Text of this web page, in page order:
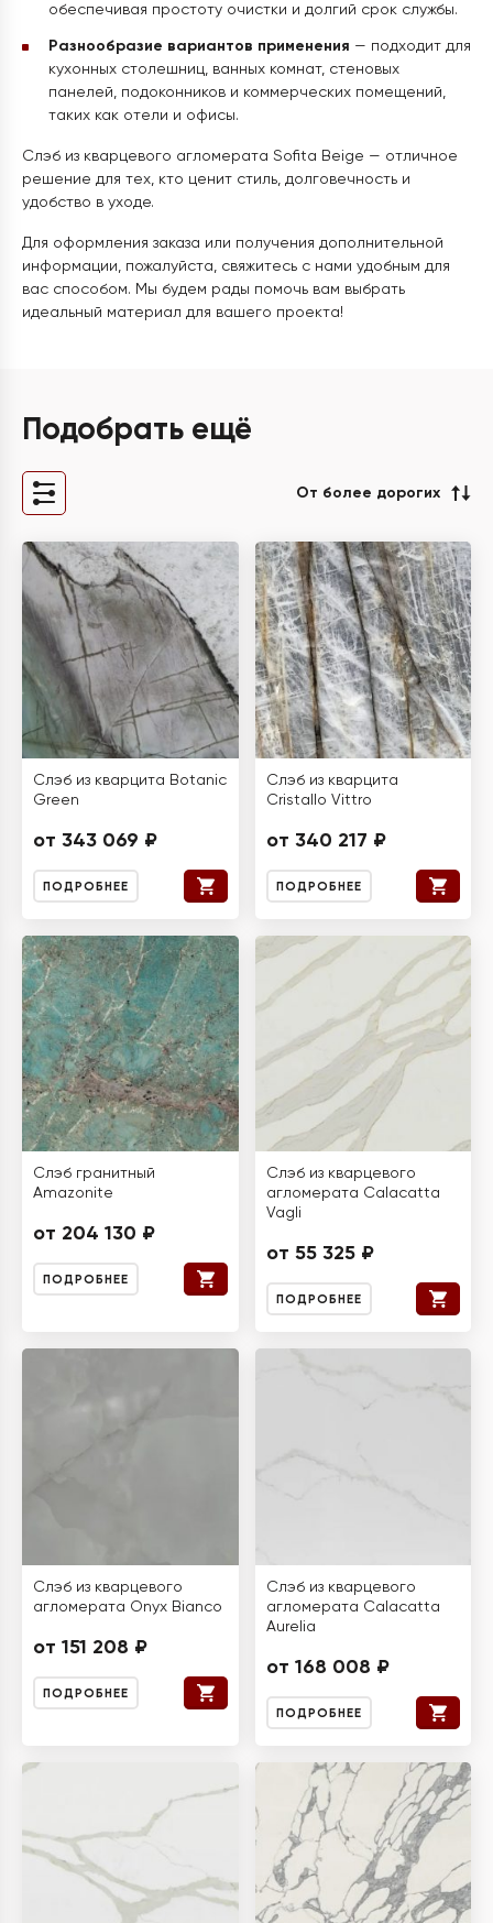
обеспечивая простоту очистки и долгий срок службы.
Разнообразие вариантов применения — подходит для
кухонных столешниц, ванных комнат, стеновых
панелей, подоконников и коммерческих помещений,
таких как отели и офисы.
Слэб из кварцевого агломерата Sofita Beige — отличное
решение для тех, кто ценит стиль, долговечность и
удобство в уходе.
Для оформления заказа или получения дополнительной
информации, пожалуйста, свяжитесь с нами удобным для
вас способом. Мы будем рады помочь вам выбрать
идеальный материал для вашего проекта!
Подобрать ещё
От более дорогих
Слэб из кварцита Botanic
Green
от 343 069 ₽
ПОДРОБНЕЕ
Слэб из кварцита
Cristallo Vittro
от 340 217 ₽
ПОДРОБНЕЕ
Слэб гранитный
Amazonite
от 204 130 ₽
ПОДРОБНЕЕ
Слэб из кварцевого
агломерата Calacatta
Vagli
от 55 325 ₽
ПОДРОБНЕЕ
Слэб из кварцевого
агломерата Onyx Bianco
от 151 208 ₽
ПОДРОБНЕЕ
Слэб из кварцевого
агломерата Calacatta
Aurelia
от 168 008 ₽
ПОДРОБНЕЕ